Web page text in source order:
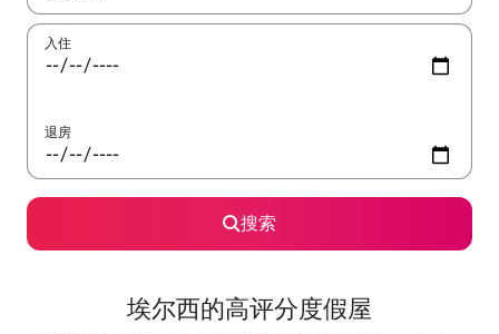
入住
退房
搜索
埃尔西的高评分度假屋